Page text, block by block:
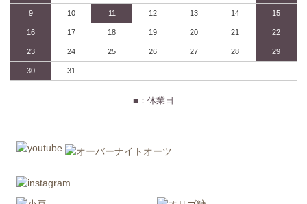
9 10 11 12 13 14 15
16 17 18 19 20 21 22
23 24 25 26 27 28 29
30 31
■：休業日